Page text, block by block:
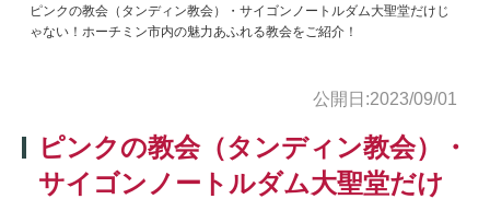
ピンクの教会（タンディン教会）・サイゴンノートルダム大聖堂だけじ
ゃない！ホーチミン市内の魅力あふれる教会をご紹介！
公開日:2023/09/01
ピンクの教会（タンディン教会）・
サイゴンノートルダム大聖堂だけ